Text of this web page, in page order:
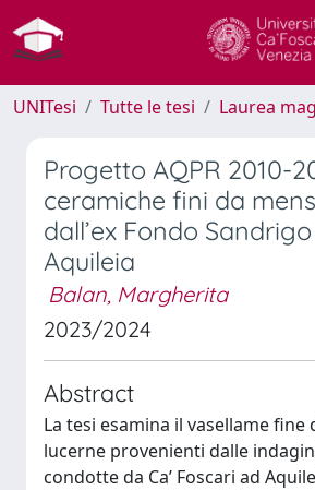
UNITesi Tutte le tesi Laurea
Progetto AQPR 2010-
ceramiche fini da
dall’ex Fondo
Aquileia
Balan, Margherita
2023/2024
Abstract
La tesi esamina il vasellame fine
lucerne provenienti dalle
condotte da Ca’ Foscari ad